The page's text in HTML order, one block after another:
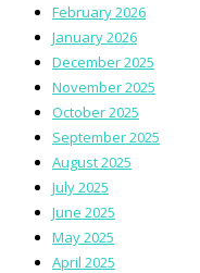
February 2026
January 2026
December 2025
November 2025
October 2025
September 2025
August 2025
July 2025
June 2025
May 2025
April 2025